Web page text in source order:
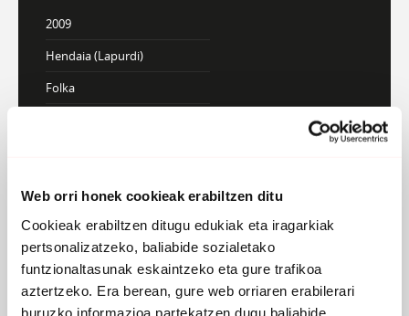
Web orri honek cookieak erabiltzen ditu
Cookieak erabiltzen ditugu edukiak eta iragarkiak
pertsonalizatzeko, baliabide sozialetako
funtzionaltasunak eskaintzeko eta gure trafikoa
aztertzeko. Era berean, gure web orriaren erabilerari
buruzko informazioa partekatzen dugu baliabide
2009
Hendaia (Lapurdi)
Folka
DISKOGRAFIA BIOGRAFIA